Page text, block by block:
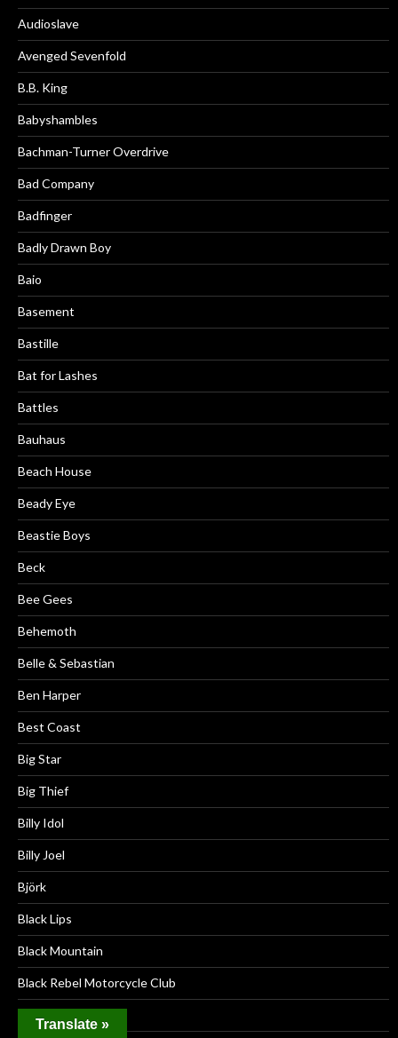
Audioslave
Avenged Sevenfold
B.B. King
Babyshambles
Bachman-Turner Overdrive
Bad Company
Badfinger
Badly Drawn Boy
Baio
Basement
Bastille
Bat for Lashes
Battles
Bauhaus
Beach House
Beady Eye
Beastie Boys
Beck
Bee Gees
Behemoth
Belle & Sebastian
Ben Harper
Best Coast
Big Star
Big Thief
Billy Idol
Billy Joel
Björk
Black Lips
Black Mountain
Black Rebel Motorcycle Club
Black Sabbath
Translate »